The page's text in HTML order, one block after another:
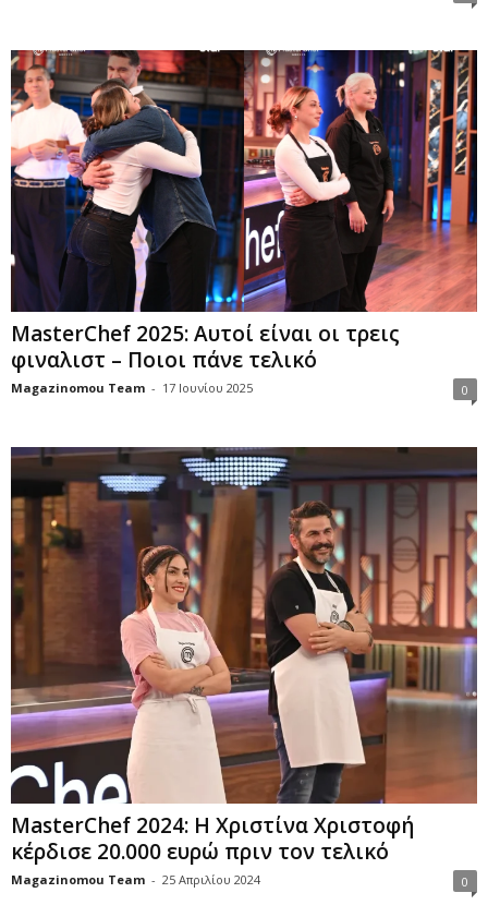
MasterChef 2025: Αυτοί είναι οι τρεις
φιναλιστ – Ποιοι πάνε τελικό
Magazinomou Team - 17 Ιουνίου 2025 0
MasterChef 2024: Η Χριστίνα Χριστοφή
κέρδισε 20.000 ευρώ πριν τον τελικό
Magazinomou Team - 25 Απριλίου 2024 0